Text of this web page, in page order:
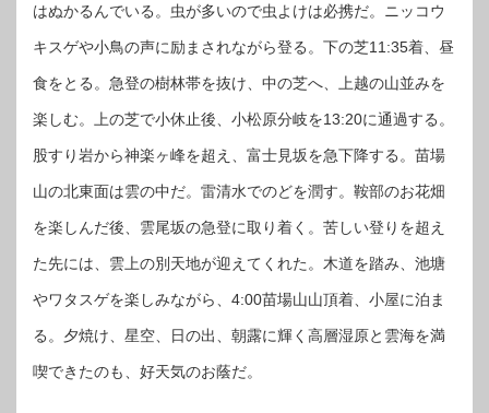
はぬかるんでいる。虫が多いので虫よけは必携だ。ニッコウ
キスゲや小鳥の声に励まされながら登る。下の芝11:35着、昼
食をとる。急登の樹林帯を抜け、中の芝へ、上越の山並みを
楽しむ。上の芝で小休止後、小松原分岐を13:20に通過する。
股すり岩から神楽ヶ峰を超え、富士見坂を急下降する。苗場
山の北東面は雲の中だ。雷清水でのどを潤す。鞍部のお花畑
を楽しんだ後、雲尾坂の急登に取り着く。苦しい登りを超え
た先には、雲上の別天地が迎えてくれた。木道を踏み、池塘
やワタスゲを楽しみながら、4:00苗場山山頂着、小屋に泊ま
る。夕焼け、星空、日の出、朝露に輝く高層湿原と雲海を満
喫できたのも、好天気のお蔭だ。